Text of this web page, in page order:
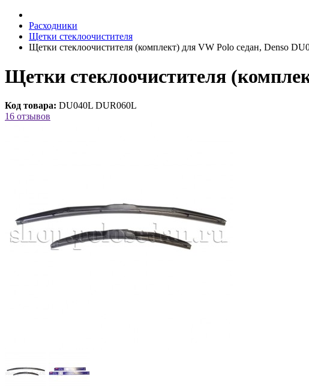
Расходники
Щетки стеклоочистителя
Щетки стеклоочистителя (комплект) для VW Polo седан, Denso
Щетки стеклоочистителя
Код товара: DU040L DUR060L
16 отзывов